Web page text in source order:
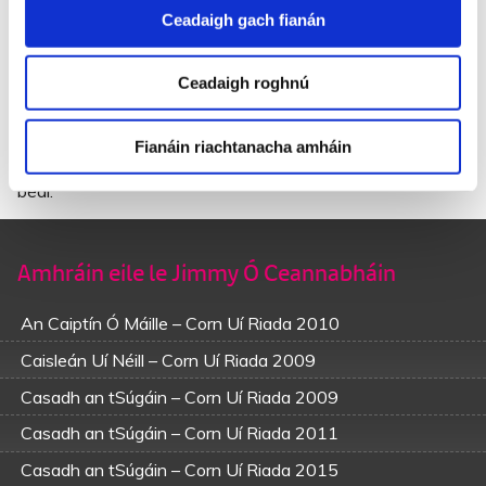
Ceadaigh gach fianán
Ceadaigh roghnú
Fianáin riachtanacha amháin
’S dhá mbeadh spré ag an gcat nach deas lách mar a
phógfaí a bhéal?
’Gus an cat nach mbeadh nach fada ó bhaile a sheolfaí é?
Tá iníon na caillí piocaithe, gliobaí, cataigh, pósta ó aréir,
’S mo ghrá-sa sa mbaile is gan duine aici a phógfadh a
béal.
Amhráin eile le Jimmy Ó Ceannabháin
An Caiptín Ó Máille – Corn Uí Riada 2010
Caisleán Uí Néill – Corn Uí Riada 2009
Casadh an tSúgáin – Corn Uí Riada 2009
Casadh an tSúgáin – Corn Uí Riada 2011
Casadh an tSúgáin – Corn Uí Riada 2015